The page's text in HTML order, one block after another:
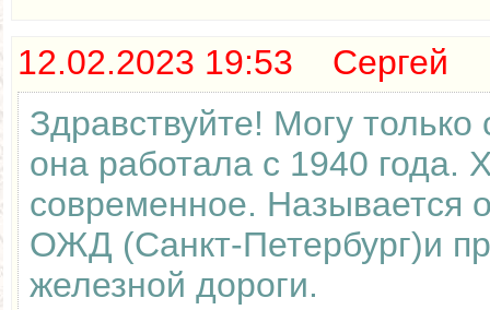
12.02.2023 19:53 Сергей
Здравствуйте! Могу
она работала с 1940 года.
современное. Называется
ОЖД (Санкт-Петербург)и
железной дороги.